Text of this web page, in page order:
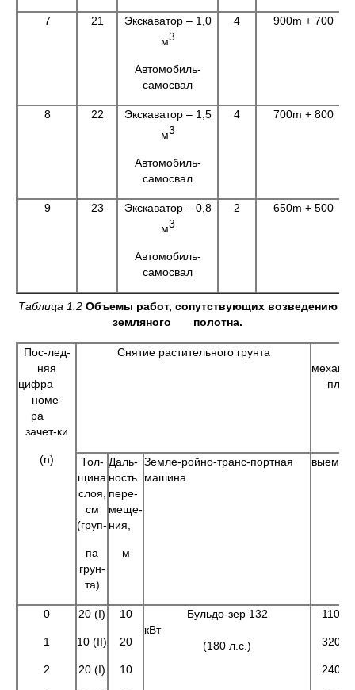
7 21
Экскаватор – 1,0
м3
Автомобиль-
самосвал
4 900m + 700
8 22
Экскаватор – 1,5
м3
Автомобиль-
самосвал
4 700m + 800
9 23
Экскаватор – 0,8
м3
Автомобиль-
самосвал
2 650m + 500
Таблица 1.2Объемы работ, сопутствующих возведению
земляного полотна.
Пос-лед-
няя
цифра
номе-
ра
зачет-ки
(n)
Снятие растительного грунта
Тол-
щина
слоя,
см
(груп-
па
грун-
та)
Даль-
ность
пере-
меще-
ния,
м
Земле-ройно-транс-портная
машина
выемок
0
1
2
20 (I)
10 (II)
20 (I)
10
20
10
Бульдо-зер 132
кВт
(180 л.с.)
110
320
240